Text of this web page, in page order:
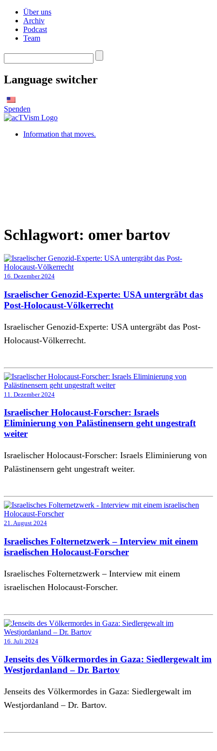
Über uns
Archiv
Podcast
Team
Language switcher
Spenden
Information that moves.
Schlagwort: omer bartov
16. Dezember 2024
Israelischer Genozid-Experte: USA untergräbt das
Post-Holocaust-Völkerrecht
Israelischer Genozid-Experte: USA untergräbt das Post-
Holocaust-Völkerrecht.
11. Dezember 2024
Israelischer Holocaust-Forscher: Israels
Eliminierung von Palästinensern geht ungestraft
weiter
Israelischer Holocaust-Forscher: Israels Eliminierung von
Palästinensern geht ungestraft weiter.
21. August 2024
Israelisches Folternetzwerk – Interview mit einem
israelischen Holocaust-Forscher
Israelisches Folternetzwerk – Interview mit einem
israelischen Holocaust-Forscher.
16. Juli 2024
Jenseits des Völkermordes in Gaza: Siedlergewalt im
Westjordanland – Dr. Bartov
Jenseits des Völkermordes in Gaza: Siedlergewalt im
Westjordanland – Dr. Bartov.